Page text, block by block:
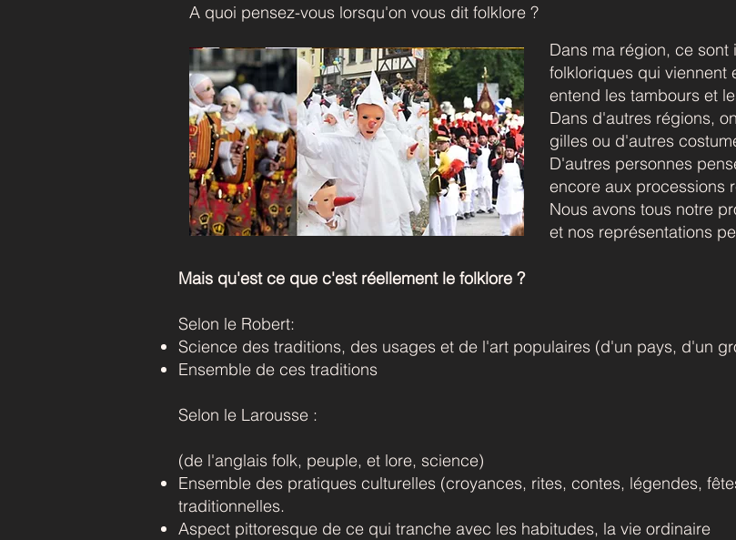
A quoi pensez-vous lorsqu'on vous dit folklore ?
Dans ma région, ce
folkloriques qui viennent
entend les tambours et
Dans d'autres régions,
gilles ou d'autres
D'autres personnes
encore aux processions
Nous avons tous notre
et nos représentations
Mais qu'est ce que c'est réellement le folklore ?
Selon le Robert:
Science des traditions, des usages et de l'art populaires (d'un pays, d'un
Ensemble de ces traditions
Selon le Larousse :
(de l'anglais folk, peuple, et lore, science)
Ensemble des pratiques culturelles (croyances, rites, contes, légendes,
traditionnelles.
Aspect pittoresque de ce qui tranche avec les habitudes, la vie ordinaire